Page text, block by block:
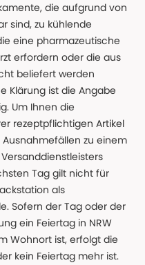
die aufgrund von
sind, zu kühlende
eine pharmazeutische
erfordern oder die aus
beliefert werden
Klärung ist die Angabe
Um Ihnen die
rezeptpflichtigen Artikel
zu einem
Tag gilt nicht für
als
Sofern der Tag oder der
ein Feiertag in NRW
Wohnort ist, erfolgt die
kein Feiertag mehr ist.